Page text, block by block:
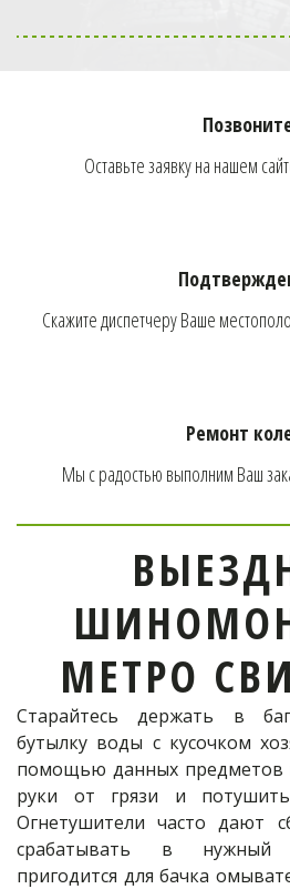
Свиблово!
Телефон
ОФОРМИТЬ
Оставьте заявку на нашем
Скажите диспетчеру Ваше
Ремонт
Мы с радостью выполним Ваш
МЕТРО
Старайтесь держать в
бутылку воды с кусочком
помощью данных предметов
руки от грязи и
Огнетушители часто дают
срабатывать в нужный
пригодится для бачка